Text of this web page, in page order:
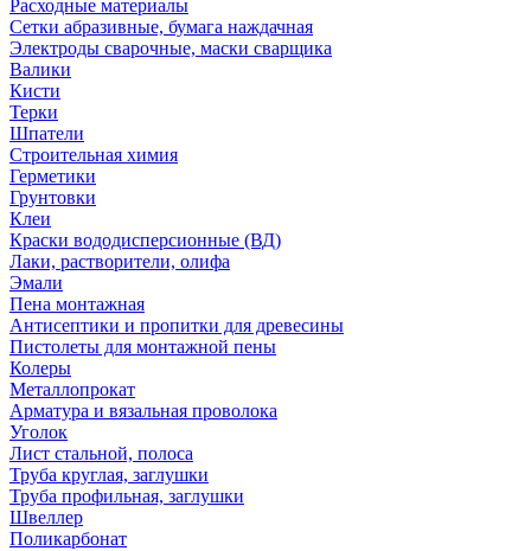
Расходные материалы
Сетки абразивные, бумага наждачная
Электроды сварочные, маски сварщика
Валики
Кисти
Терки
Шпатели
Строительная химия
Герметики
Грунтовки
Клеи
Краски вододисперсионные (ВД)
Лаки, растворители, олифа
Эмали
Пена монтажная
Антисептики и пропитки для древесины
Пистолеты для монтажной пены
Колеры
Металлопрокат
Арматура и вязальная проволока
Уголок
Лист стальной, полоса
Труба круглая, заглушки
Труба профильная, заглушки
Швеллер
Поликарбонат